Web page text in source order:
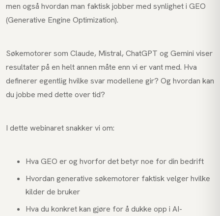
men også hvordan man faktisk jobber med synlighet i GEO
(Generative Engine Optimization).
Søkemotorer som Claude, Mistral, ChatGPT og Gemini viser
resultater på en helt annen måte enn vi er vant med. Hva
definerer egentlig hvilke svar modellene gir? Og hvordan kan
du jobbe med dette over tid?
I dette webinaret snakker vi om:
Hva GEO er og hvorfor det betyr noe for din bedrift
Hvordan generative søkemotorer faktisk velger hvilke
kilder de bruker
Hva du konkret kan gjøre for å dukke opp i AI-